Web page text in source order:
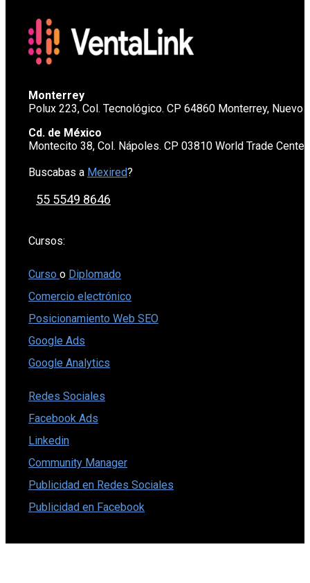
Monterrey
Polux 223, Col. Tecnológico. CP 64860 Monterrey, Nuevo
Cd. de México
Montecito 38, Col. Nápoles. CP 03810 World Trade
Buscabas a Mexired?
55 5549 8646
Cursos:
Curso o Diplomado
Comercio electrónico
Posicionamiento Web SEO
Google Ads
Google Analytics
Redes Sociales
Facebook Ads
Linkedin
Community Manager
Publicidad en Redes Sociales
Publicidad en Facebook